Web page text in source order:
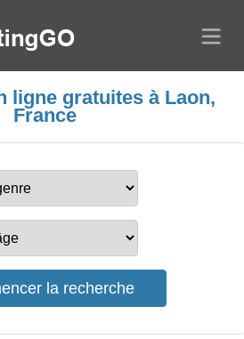
ligne gratuites à Laon,
France